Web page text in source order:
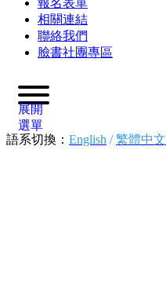
相關連結
聯絡我們
臉書社團專區
展開
選單
語系切換： English /繁體中文